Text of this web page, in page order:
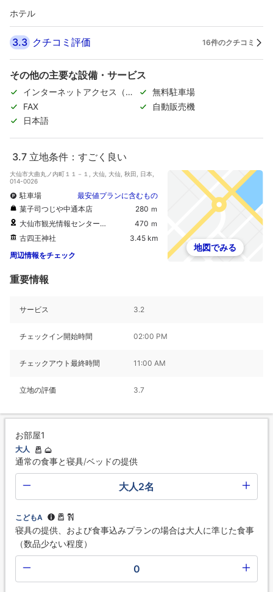
ホテル
3.3 クチコミ評価 16件のクチコミ
その他の主要な設備・サービス
インターネットアクセス（無
料）
無料駐車場
FAX
自動販売機
日本語
3.7 立地条件：すごく良い
大仙市大曲丸ノ内町１１－１, 大仙, 大仙, 秋田, 日本,
014-0026
駐車場
最安値プランに含むもの
菓子司つじや中通本店
280 ｍ
大仙市観光情報センター「グランポール」
470 ｍ
古四王神社
3.45 km
周辺情報をチェック
地図でみる
重要情報
サービス 3.2
チェックイン開始時間 02:00 PM
チェックアウト最終時間 11:00 AM
立地の評価 3.7
お部屋1
大人
通常の食事と寝具/ベッドの提供
大人2名
こどもA
寝具の提供、および食事込みプランの場合は大人に準じた食事
（数品少ない程度）
0